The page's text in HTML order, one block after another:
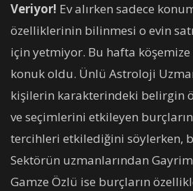
Veriyor! Ev alırken sadece
özelliklerinin bilinmesi o evin
için yetmiyor. Bu hafta
konuk oldu. Ünlü Astroloji
kişilerin karakterindeki belirgin
ve seçimlerini etkileyen
tercihleri etkilediğini söylerken,
Sektörün uzmanlarından
Gamze Özlü ise burçların